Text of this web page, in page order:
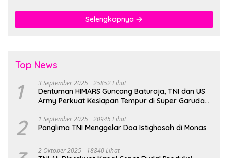
Selengkapnya
Top News
1 3 September 2025 25852 Lihat
Dentuman HIMARS Guncang Baturaja, TNI dan US
Army Perkuat Kesiapan Tempur di Super Garuda
2 1 September 2025 20945 Lihat
Panglima TNI Menggelar Doa Istighosah di Monas
2 Oktober 2025 18840 Lihat